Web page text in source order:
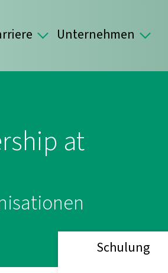
Unternehmen
at
Schulung